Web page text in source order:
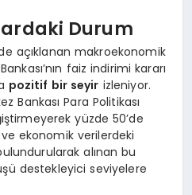
Durum
açıklanan makroekonomik
faiz indirimi kararı
pozitif bir seyir izleniyor.
Bankası Para Politikası
yüzde 50’de
ve ekonomik verilerdeki
alınan bu
destekleyici seviyelere